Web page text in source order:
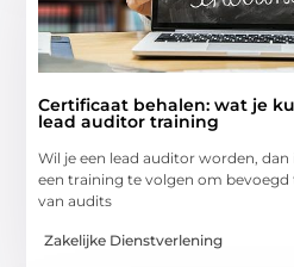
Certificaat behalen: wat je
lead auditor training
Wil je een lead auditor worden,
een training te volgen om
van audits
Zakelijke Dienstverlening